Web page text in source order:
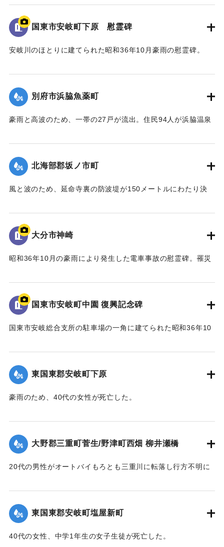
2009年2月に安岐総合支所に移転した。
南側には安岐町のメインストリートが通っており、昭和36年
の水害では大きな被害が生じた。
【出典：碑文、『安岐町史』】
国東市安岐町下原 慰霊碑
安岐川のほとりに建てられた昭和36年10月豪雨の慰霊碑。
また『安岐町史』には発災当時の様子が詳細に記されてい
る。
【出典：碑文】
別府市浜脇魚薬町
豪雨と高波のため、一帯の27戸が流出。住民94人が浜脇温泉
まで水が浸かり、一部逃げ遅れた人を警察がボートで救出し
た。
【出典：大分合同新聞 1961年10月26日夕刊3面】
北海部郡坂ノ市町
風と波のため、延命寺裏の防波堤が150メートルにわたり決
ど応急工事を行っている。
【出典：大分合同新聞 1961年10月26日夕刊3面】
｜固有コード: 00679045
大分市神崎
昭和36年10月の豪雨により発生した電車事故の慰霊碑。罹災
｜固有コード:
国東市安岐町中園 復興記念碑
国東市安岐総合支所の駐車場の一角に建てられた昭和36年10
昭和三十六年十月二十六日 前日来の小雨は正午頃に至り急
速に雨勢を増し、
され橋という橋は流失し
二三棟、床上浸水三一九戸、床下浸水五一八戸、牛馬の流失
一一頭、豚鶏二四〇〇余
農業用地施設の崩壊二三二ヶ所、被害総額二一億八千万円の
その惨状は目を蔽わしめるものであった。
間髪を入れぬ自衛隊の出動と、全国各地から寄せられた救援
物資により当面の困難は
半困苦と戦い、遂に本年
東国東郡安岐町下原
豪雨のため、40代の女性が死亡した。
｜固有コード:00679040
大野郡三重町菅生/野津町西畑 柳井瀬橋
20代の男性がオートバイもろとも三重川に転落し行方不明に
となって発見された。
【出典：大分合同新聞 1961年10月28日朝刊5面】
｜固有コード: 00679041
東国東郡安岐町塩屋新町
40代の女性、中学1年生の女子生徒が死亡した。